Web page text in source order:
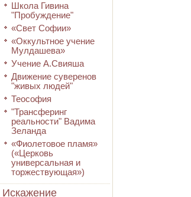
Школа Гивина
"Пробуждение"
«Свет Софии»
«Оккультное учение
Мулдашева»
Учение А.Свияша
Движение суверенов
"живых людей"
Теософия
"Трансферинг
реальности" Вадима
Зеланда
«Фиолетовое пламя»
(«Церковь
универсальная и
торжествующая»)
Искажение